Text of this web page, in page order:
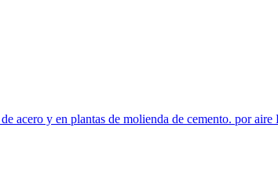
acero y en plantas de molienda de cemento. por